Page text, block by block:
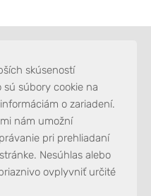
skúseností
súbory cookie na
o zariadení.
nám umožní
pri prehliadaní
Nesúhlas alebo
ovplyvniť určité